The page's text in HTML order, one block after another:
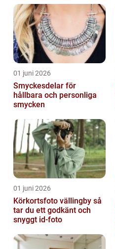
01 juni 2026
Smyckesdelar för
hållbara och personliga
smycken
01 juni 2026
Körkortsfoto vällingby så
tar du ett godkänt och
snyggt id-foto